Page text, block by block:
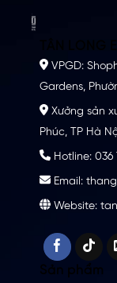
TÂN LONG
VPGD:
Gardens,
Xưởng sản
Phúc, TP Hà
Hotline: 036
Email:
Website:
Sản phẩm